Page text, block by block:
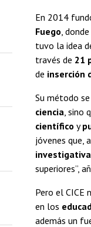
En 2014
Fuego ,
tuvo la idea
través de 21
de inserción
Su método
ciencia , sino
científico y
jóvenes que,
superiores”,
Pero el CICE
en los
además un